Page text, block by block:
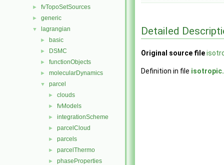
► fvTopoSetSources
► generic
▼ lagrangian
► basic
► DSMC
► functionObjects
► molecularDynamics
▼ parcel
► clouds
► fvModels
► integrationScheme
► parcelCloud
► parcels
► parcelThermo
► phaseProperties
Detailed
Original source file
Definition in file